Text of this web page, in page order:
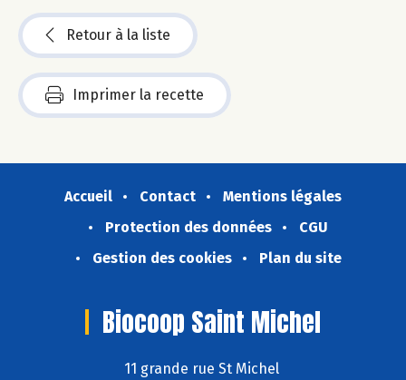
Retour à la liste
Imprimer la recette
Accueil Contact
Mentions légales
Protection des données
CGU
Gestion des cookies
Plan du site
Biocoop Saint Michel
11 grande rue St Michel